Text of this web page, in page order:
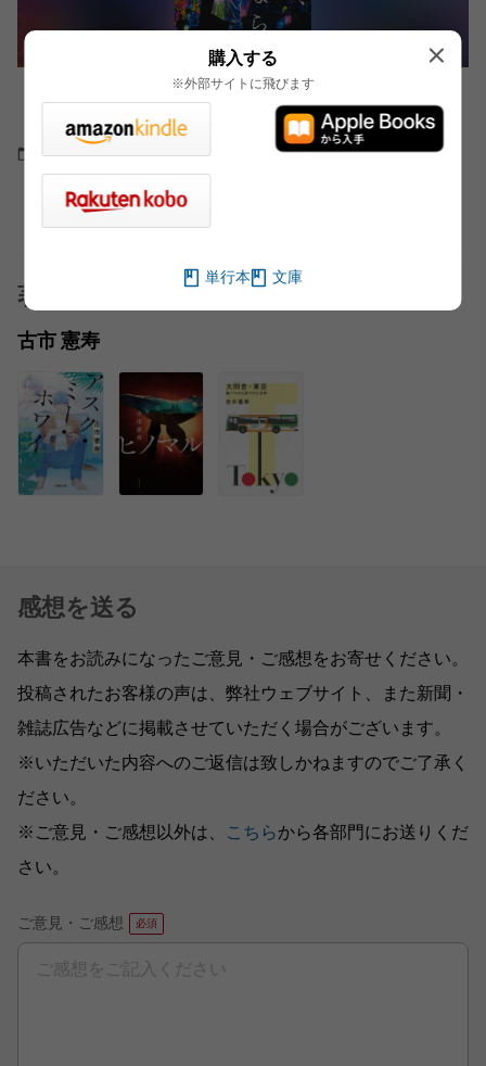
【冒頭立ち読み】『平成くん、さようなら』（古
市憲寿 著）#1
2019.04.30 ためし読み
著者
古市 憲寿
感想を送る
本書をお読みになったご意見・ご感想をお寄せください。
投稿されたお客様の声は、弊社ウェブサイト、また新聞・
雑誌広告などに掲載させていただく場合がございます。
※いただいた内容へのご返信は致しかねますのでご了承く
ださい。
※ご意見・ご感想以外は、
こちらから各部門にお送りくだ
さい。
ご意見・ご感想
購入する
※外部サイトに飛びます
単行本 文庫